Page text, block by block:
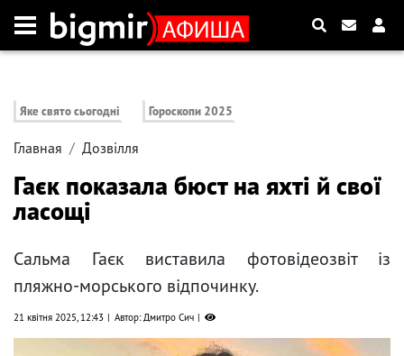
Яке свято сьогодні Гороскопи 2025
Главная Дозвілля
Гаєк показала бюст на яхті й свої
ласощі
Сальма Гаєк виставила фотовідеозвіт із
пляжно-морського відпочинку.
21 квітня 2025, 12:43 Автор: Дмитро Сич